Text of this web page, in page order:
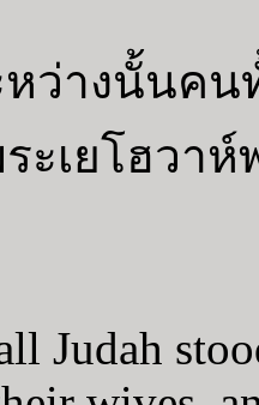
หว่างนั้นค
ะเยโฮวา
Judah